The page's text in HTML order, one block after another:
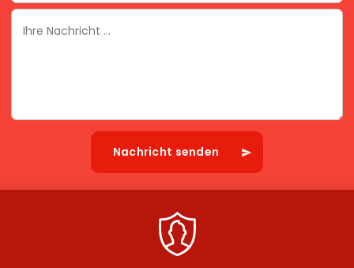
Ihre
Nachricht